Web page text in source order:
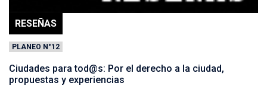
RESEÑAS
PLANEO N°12
Ciudades para tod@s: Por el derecho a la ciudad,
propuestas y experiencias